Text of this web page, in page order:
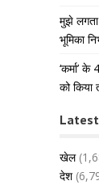
मुझे
भूमिका
‘कर्मा’
को किया
खेल
देश